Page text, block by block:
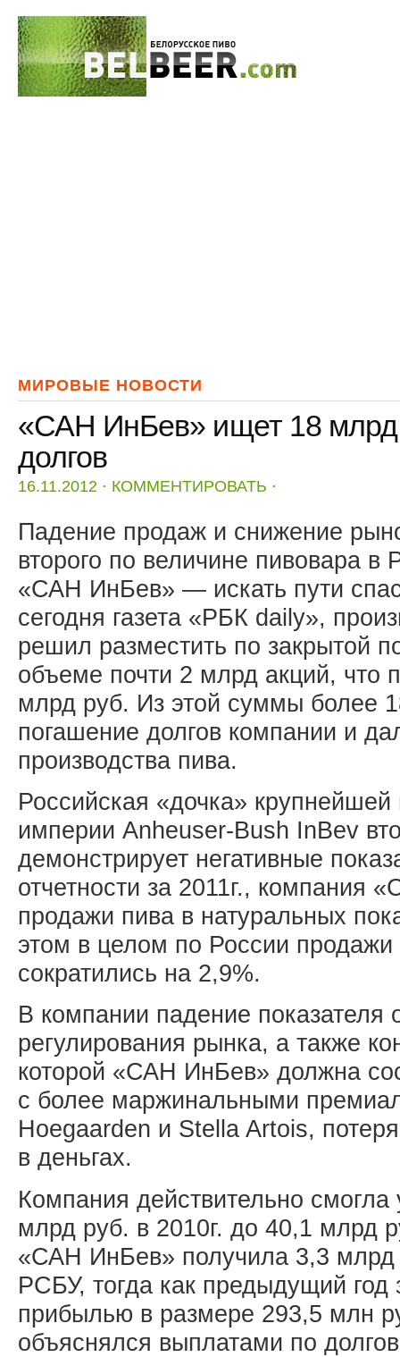
МИРОВЫЕ НОВОСТИ
«САН ИнБев» ищет 18 млрд
долгов
16.11.2012 ⋅ КОММЕНТИРОВАТЬ ⋅
Падение продаж и снижение
второго по величине пивовара
«САН ИнБев» — искать пути
сегодня газета «РБК daily»,
решил разместить по закрытой
объеме почти 2 млрд акций, что
млрд руб. Из этой суммы более
погашение долгов компании и
производства пива.
Российская «дочка»
империи Anheuser-Bush InBev
демонстрирует негативные
отчетности за 2011г., компания
продажи пива в натуральных
этом в целом по России продажи
сократились на 2,9%.
В компании падение показателя
регулирования рынка, а также
которой «САН ИнБев» должна
с более маржинальными
Hoegaarden и Stella Artois,
в деньгах.
Компания действительно смогла
млрд руб. в 2010г. до 40,1 млрд
«САН ИнБев» получила 3,3 млрд
РСБУ, тогда как предыдущий год
прибылью в размере 293,5 млн
объяснялся выплатами по